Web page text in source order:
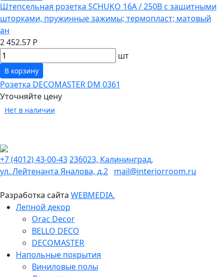
Штепсельная розетка SCHUKO 16А / 250В с защитными
шторками, пружинные зажимы; термопласт; матовый
ан
2 452.57 Р
шт
В корзину
Розетка DECOMASTER DM 0361
Уточняйте цену
Нет в наличии
+7 (4012) 43-00-43236023, Калининград,
ул. Лейтенанта Яналова, д.2 mail@interiorroom.ru
Разработка сайта WEBMEDIA.
Лепной декор
Orac Decor
BELLO DECO
DECOMASTER
Напольные покрытия
Виниловые полы